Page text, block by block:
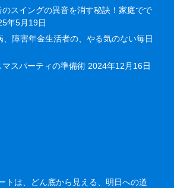
スイングの異音を消す秘訣！家庭でで
年5月19日
障害年金生活者の、やる気のない毎日
スパーティの準備術 2024年12月16日
トは、どん底から見える、明日への道